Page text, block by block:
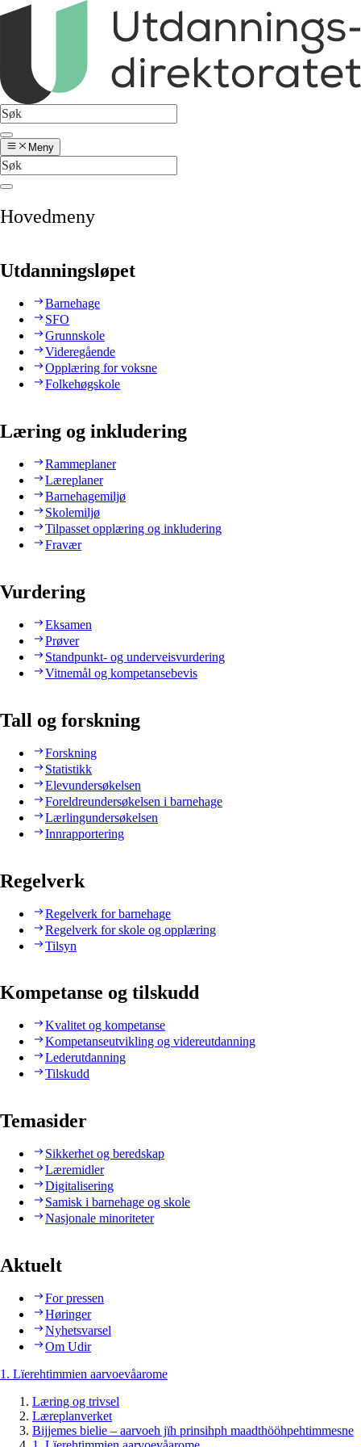
Meny
Hovedmeny
Utdanningsløpet
Barnehage
SFO
Grunnskole
Videregående
Opplæring for voksne
Folkehøgskole
Læring og inkludering
Rammeplaner
Læreplaner
Barnehagemiljø
Skolemiljø
Tilpasset opplæring og inkludering
Fravær
Vurdering
Eksamen
Prøver
Standpunkt- og underveisvurdering
Vitnemål og kompetansebevis
Tall og forskning
Forskning
Statistikk
Elevundersøkelsen
Foreldreundersøkelsen i barnehage
Lærlingundersøkelsen
Innrapportering
Regelverk
Regelverk for barnehage
Regelverk for skole og opplæring
Tilsyn
Kompetanse og tilskudd
Kvalitet og kompetanse
Kompetanseutvikling og videreutdanning
Lederutdanning
Tilskudd
Temasider
Sikkerhet og beredskap
Læremidler
Digitalisering
Samisk i barnehage og skole
Nasjonale minoriteter
Aktuelt
For pressen
Høringer
Nyhetsvarsel
Om Udir
1. Lïerehtimmien aarvoevåarome
Læring og trivsel
Læreplanverket
Bijjemes bielie – aarvoeh jïh prinsihph maadthööhpehtimmesne